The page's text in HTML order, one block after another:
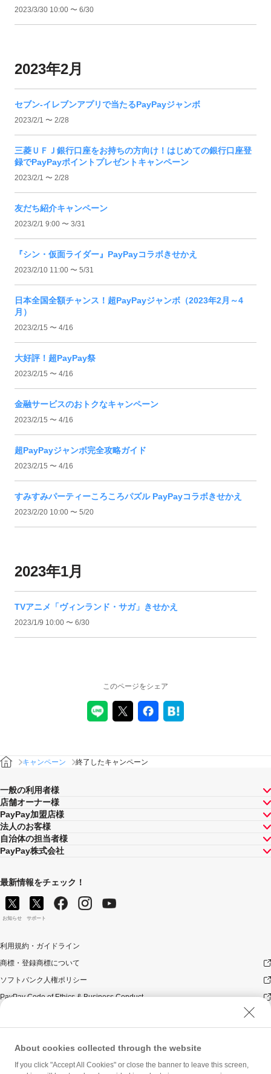
2023/3/30 10:00 〜 6/30
2023年2月
セブン-イレブンアプリで当たるPayPayジャンボ
2023/2/1 〜 2/28
三菱ＵＦＪ銀行口座をお持ちの方向け！はじめての銀行口座登
録でPayPayポイントプレゼントキャンペーン
2023/2/1 〜 2/28
友だち紹介キャンペーン
2023/2/1 9:00 〜 3/31
『シン・仮面ライダー』PayPayコラボきせかえ
2023/2/10 11:00 〜 5/31
日本全国全額チャンス！超PayPayジャンボ（2023年2月～4
月）
2023/2/15 〜 4/16
大好評！超PayPay祭
2023/2/15 〜 4/16
金融サービスのおトクなキャンペーン
2023/2/15 〜 4/16
超PayPayジャンボ完全攻略ガイド
2023/2/15 〜 4/16
すみすみパーティーころころパズル PayPayコラボきせかえ
2023/2/20 10:00 〜 5/20
2023年1月
TVアニメ「ヴィンランド・サガ」きせかえ
2023/1/9 10:00 〜 6/30
このページをシェア
キャンペーン 終了したキャンペーン
一般の利用者様
店舗オーナー様
PayPay加盟店様
法人のお客様
自治体の担当者様
PayPay株式会社
最新情報をチェック！
お知らせ サポート
利用規約・ガイドライン
商標・登録商標について
ソフトバンク人権ポリシー
PayPay Code of Ethics & Business Conduct
ユーザーセキュリティについて
ウェブサイト利用規約
About cookies collected through the website
If you click "Accept All Cookies" or close the banner to leave this screen,